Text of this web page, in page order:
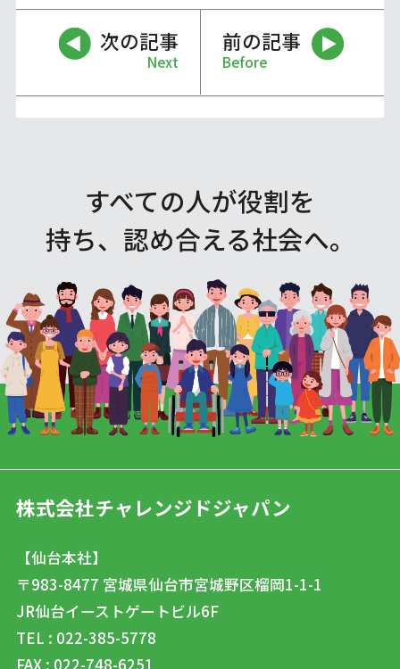
次の記事
Next
前の記事
Before
すべての人が役割を
持ち、認め合える社会へ。
株式会社チャレンジドジャパン
【仙台本社】
〒983-8477 宮城県仙台市宮城野区榴岡1-1-1
JR仙台イーストゲートビル6F
TEL : 022-385-5778